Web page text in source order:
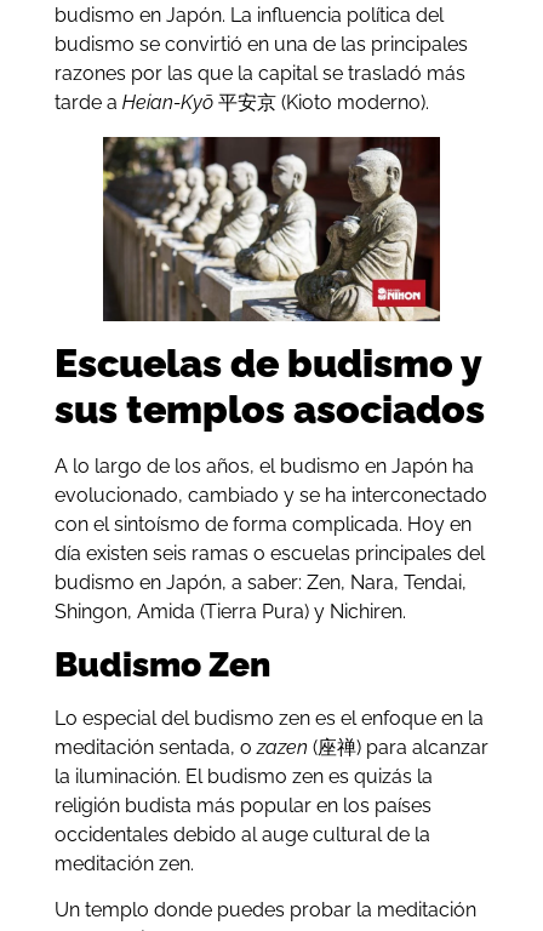
budismo en Japón. La influencia política del
budismo se convirtió en una de las principales
razones por las que la capital se trasladó más
tarde a Heian-Kyō平安京 (Kioto moderno).
Escuelas de budismo y
sus templos asociados
A lo largo de los años, el budismo en Japón ha
evolucionado, cambiado y se ha interconectado
con el sintoísmo de forma complicada. Hoy en
día existen seis ramas o escuelas principales del
budismo en Japón, a saber: Zen, Nara, Tendai,
Shingon, Amida (Tierra Pura) y Nichiren.
Budismo Zen
Lo especial del budismo zen es el enfoque en la
meditación sentada, o zazen (座禅) para alcanzar
la iluminación. El budismo zen es quizás la
religión budista más popular en los países
occidentales debido al auge cultural de la
meditación zen.
Un templo donde puedes probar la meditación